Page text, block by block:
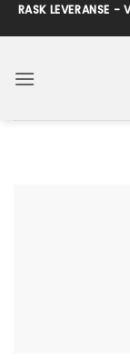
Skip
to
RASK LEVERANSE -